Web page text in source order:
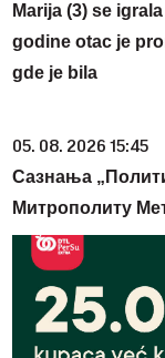
Marija (3) se
godine otac je
gde je bila
05. 08. 2026 15:45
Сазнања
Митрополиту